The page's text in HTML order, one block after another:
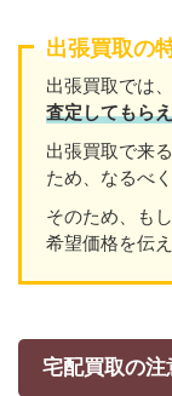
出張買取の
出張買取では
査定してもら
出張買取で来
ため、なるべ
そのため、も
希望価格を伝
宅配買取の注